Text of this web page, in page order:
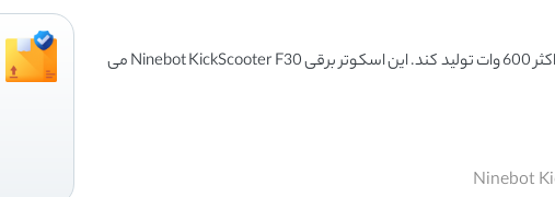
این اسکوتر برقی از یک موتور براشلس 300 واتی بهره می برد که می تواند در شرایط سخت نیرویی تا حداکثر 600 وات تولید کند. این اسکوتر برقی Ninebot KickScooter F30 می